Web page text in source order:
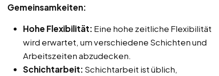
Gemeinsamkeiten:
Hohe Flexibilität: Eine hohe zeitliche Flexibilität
wird erwartet, um verschiedene Schichten und
Arbeitszeiten abzudecken.
Schichtarbeit: Schichtarbeit ist üblich,